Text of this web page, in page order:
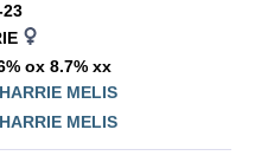
23
ox 8.7% xx
MELIS
MELIS